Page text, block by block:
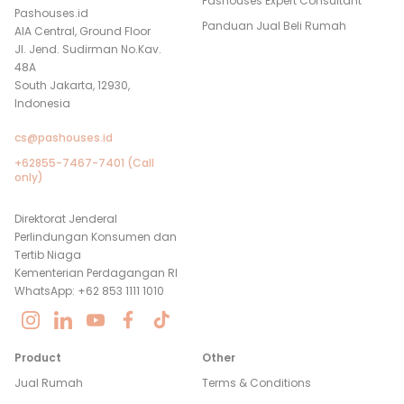
Pashouses.id
AIA Central, Ground Floor
Jl. Jend. Sudirman No.Kav.
48A
South Jakarta, 12930,
Indonesia
cs@pashouses.id
+62855-7467-7401 (Call
only)
Direktorat Jenderal
Perlindungan Konsumen dan
Tertib Niaga
Kementerian Perdagangan RI
WhatsApp: +62 853 1111 1010
Panduan Jual Beli Rumah
Product
Jual Rumah
Other
Terms & Conditions